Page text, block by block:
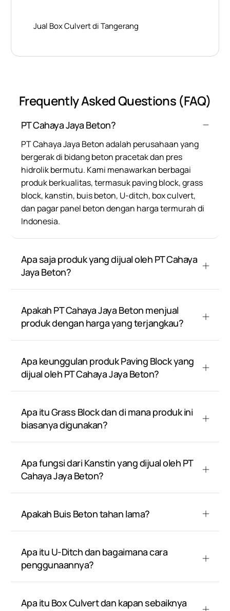
Jual Box Culvert di Tangerang
Frequently Asked Questions (FAQ)
PT Cahaya Jaya Beton?
PT Cahaya Jaya Beton adalah perusahaan yang
bergerak di bidang beton pracetak dan pres
hidrolik bermutu. Kami menawarkan berbagai
produk berkualitas, termasuk paving block, grass
block, kanstin, buis beton, U-ditch, box culvert,
dan pagar panel beton dengan harga termurah di
Indonesia.
Apa saja produk yang dijual oleh PT Cahaya
Jaya Beton?
Apakah PT Cahaya Jaya Beton menjual
produk dengan harga yang terjangkau?
Apa keunggulan produk Paving Block yang
dijual oleh PT Cahaya Jaya Beton?
Apa itu Grass Block dan di mana produk ini
biasanya digunakan?
Apa fungsi dari Kanstin yang dijual oleh PT
Cahaya Jaya Beton?
Apakah Buis Beton tahan lama?
Apa itu U-Ditch dan bagaimana cara
penggunaannya?
Apa itu Box Culvert dan kapan sebaiknya